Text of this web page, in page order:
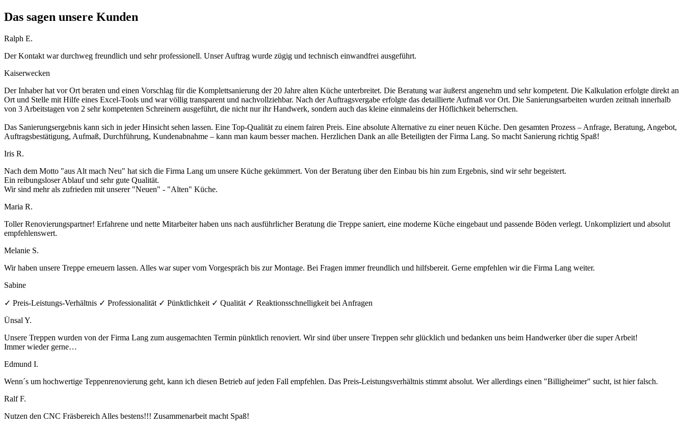
Das sagen unsere Kunden
Ralph E.
Der Kontakt war durchweg freundlich und sehr professionell. Unser Auftrag wurde zügig und technisch einwandfrei ausgeführt.
Kaiserwecken
Der Inhaber hat vor Ort beraten und einen Vorschlag für die Komplettsanierung der 20 Jahre alten Küche unterbreitet. Die Beratung war äußerst angenehm und sehr kompetent. Die Kalkulation erfolgte direkt an
Ort und Stelle mit Hilfe eines Excel-Tools und war völlig transparent und nachvollziehbar. Nach der Auftragsvergabe erfolgte das detaillierte Aufmaß vor Ort. Die Sanierungsarbeiten wurden zeitnah innerhalb
von 3 Arbeitstagen von 2 sehr kompetenten Schreinern ausgeführt, die nicht nur ihr Handwerk, sondern auch das kleine einmaleins der Höflichkeit beherrschen.
Das Sanierungsergebnis kann sich in jeder Hinsicht sehen lassen. Eine Top-Qualität zu einem fairen Preis. Eine absolute Alternative zu einer neuen Küche. Den gesamten Prozess – Anfrage, Beratung, Angebot,
Auftragsbestätigung, Aufmaß, Durchführung, Kundenabnahme – kann man kaum besser machen. Herzlichen Dank an alle Beteiligten der Firma Lang. So macht Sanierung richtig Spaß!
Iris R.
Nach dem Motto "aus Alt mach Neu" hat sich die Firma Lang um unsere Küche gekümmert. Von der Beratung über den Einbau bis hin zum Ergebnis, sind wir sehr begeistert.
Ein reibungsloser Ablauf und sehr gute Qualität.
Wir sind mehr als zufrieden mit unserer "Neuen" - "Alten" Küche.
Maria R.
Toller Renovierungspartner! Erfahrene und nette Mitarbeiter haben uns nach ausführlicher Beratung die Treppe saniert, eine moderne Küche eingebaut und passende Böden verlegt. Unkompliziert und absolut
empfehlenswert.
Melanie S.
Wir haben unsere Treppe erneuern lassen. Alles war super vom Vorgespräch bis zur Montage. Bei Fragen immer freundlich und hilfsbereit. Gerne empfehlen wir die Firma Lang weiter.
Sabine
✓ Preis-Leistungs-Verhältnis ✓ Professionalität ✓ Pünktlichkeit ✓ Qualität ✓ Reaktionsschnelligkeit bei Anfragen
Ünsal Y.
Unsere Treppen wurden von der Firma Lang zum ausgemachten Termin pünktlich renoviert. Wir sind über unsere Treppen sehr glücklich und bedanken uns beim Handwerker über die super Arbeit!
Immer wieder gerne…
Edmund I.
Wenn´s um hochwertige Teppenrenovierung geht, kann ich diesen Betrieb auf jeden Fall empfehlen. Das Preis-Leistungsverhältnis stimmt absolut. Wer allerdings einen "Billigheimer" sucht, ist hier falsch.
Ralf F.
Nutzen den CNC Fräsbereich Alles bestens!!! Zusammenarbeit macht Spaß!